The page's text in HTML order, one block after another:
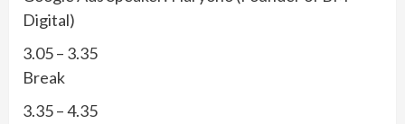
Digital)
3.05 – 3.35
Break
3.35 – 4.35